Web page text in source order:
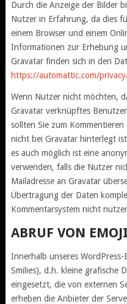
Durch die Anzeige der Bilder
Nutzer in Erfahrung, da dies
einem Browser und einem
Informationen zur Erhebung
Gravatar finden sich in den
https://automattic.com/
Wenn Nutzer nicht möchten,
Gravatar verknüpftes
sollten Sie zum
nicht bei Gravatar hinterlegt
es auch möglich ist eine
verwenden, falls die Nutzer
Mailadresse an Gravatar
Übertragung der Daten
Kommentarsystem nicht
ABRUF VON
Innerhalb unseres
Smilies), d.h. kleine grafische
eingesetzt, die von externen
erheben die Anbieter der